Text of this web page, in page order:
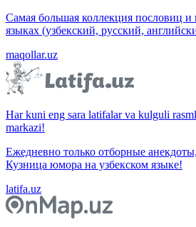
Самая большая коллекция пословиц и
языках (узбекский, русский,
maqollar.uz
Har kuni eng sara latifalar va kulguli
markazi!
Ежедневно только отборные
Кузница юмора на узбекском языке!
latifa.uz